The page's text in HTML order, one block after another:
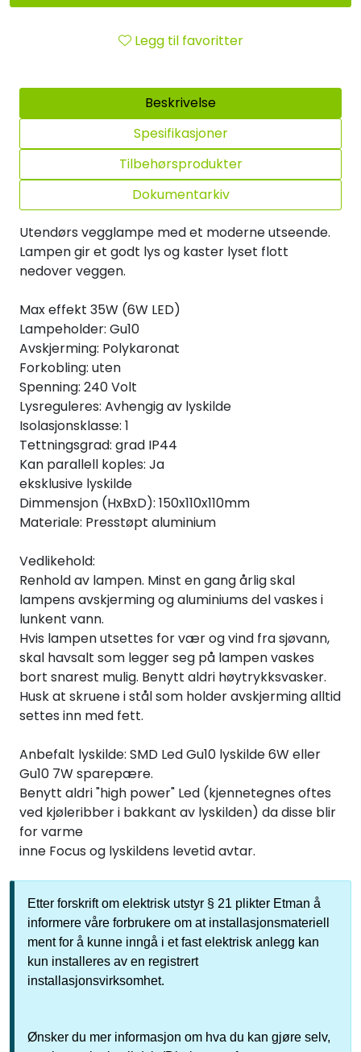
Legg til favoritter
Beskrivelse
Spesifikasjoner
Tilbehørsprodukter
Dokumentarkiv
Utendørs vegglampe med et moderne utseende.
Lampen gir et godt lys og kaster lyset flott
nedover veggen.
Max effekt 35W (6W LED)
Lampeholder: Gu10
Avskjerming: Polykaronat
Forkobling: uten
Spenning: 240 Volt
Lysreguleres: Avhengig av lyskilde
Isolasjonsklasse: 1
Tettningsgrad: grad IP44
Kan parallell koples: Ja
eksklusive lyskilde
Dimmensjon (HxBxD): 150x110x110mm
Materiale: Presstøpt aluminium
Vedlikehold:
Renhold av lampen. Minst en gang årlig skal
lampens avskjerming og aluminiums del vaskes i
lunkent vann.
Hvis lampen utsettes for vær og vind fra sjøvann,
skal havsalt som legger seg på lampen vaskes
bort snarest mulig. Benytt aldri høytrykksvasker.
Husk at skruene i stål som holder avskjerming alltid
settes inn med fett.
Anbefalt lyskilde: SMD Led Gu10 lyskilde 6W eller
Gu10 7W sparepære.
Benytt aldri "high power" Led (kjennetegnes oftes
ved kjøleribber i bakkant av lyskilden) da disse blir
for varme
inne Focus og lyskildens levetid avtar.
Etter forskrift om elektrisk utstyr § 21 plikter Etman å
informere våre forbrukere om at installasjonsmateriell
ment for å kunne inngå i et fast elektrisk anlegg kan
kun installeres av en registrert
installasjonsvirksomhet.
Ønsker du mer informasjon om hva du kan gjøre selv,